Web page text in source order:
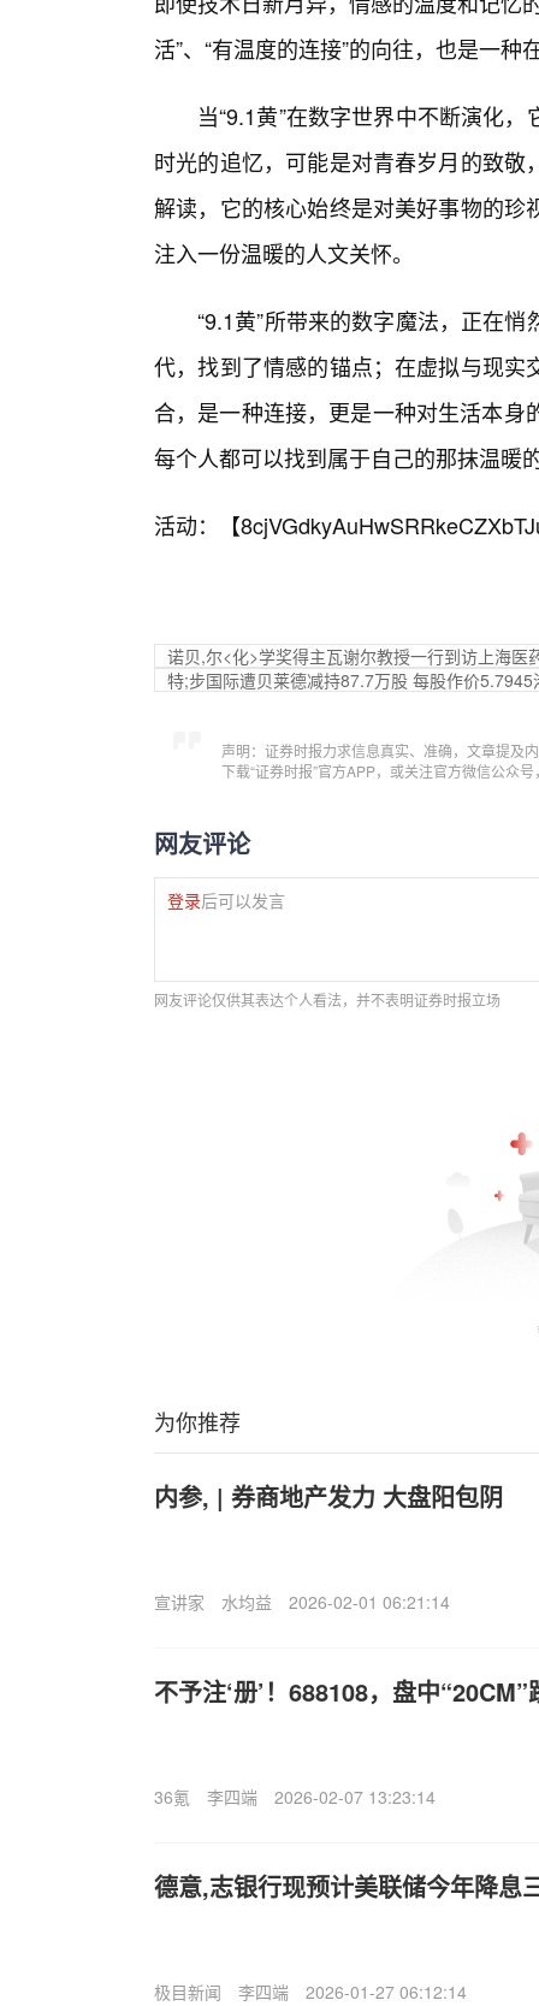
活”、“有温度的连接”的向往，也是一
当“9.1黄”在数字世界中不断演化
时光的追忆，可能是对青春岁月的致
解读，它的核心始终是对美好事物的
注入一份温暖的人文关怀。
“9.1黄”所带来的数字魔法，正在
代，找到了情感的锚点；在虚拟与现
合，是一种连接，更是一种对生活本身
每个人都可以找到属于自己的那抹温暖
活动：【
诺贝,尔<化>学奖得主瓦谢尔教授一行到访上海医
特;步国际遭贝莱德减持87.7万股 每股作价5.7945
声明：证券时报力求信息真实、准确，文章提及
下载“证券时报”官方APP，或关注官方微信公众
网友评论
登录后可以发言
网友评论仅供其表达个人看法，并不表明证券时报立场
为你推荐
内参, | 券商地产发力 大盘阳包阴
宣讲家 水均益 2026-02-01 06:21:14
不予注‘册’！688108，盘中“20CM”
36氪 李四端 2026-02-07 13:23:14
德意,志银行现预计美联储今年降息
极目新闻 李四端 2026-01-27 06:12:14